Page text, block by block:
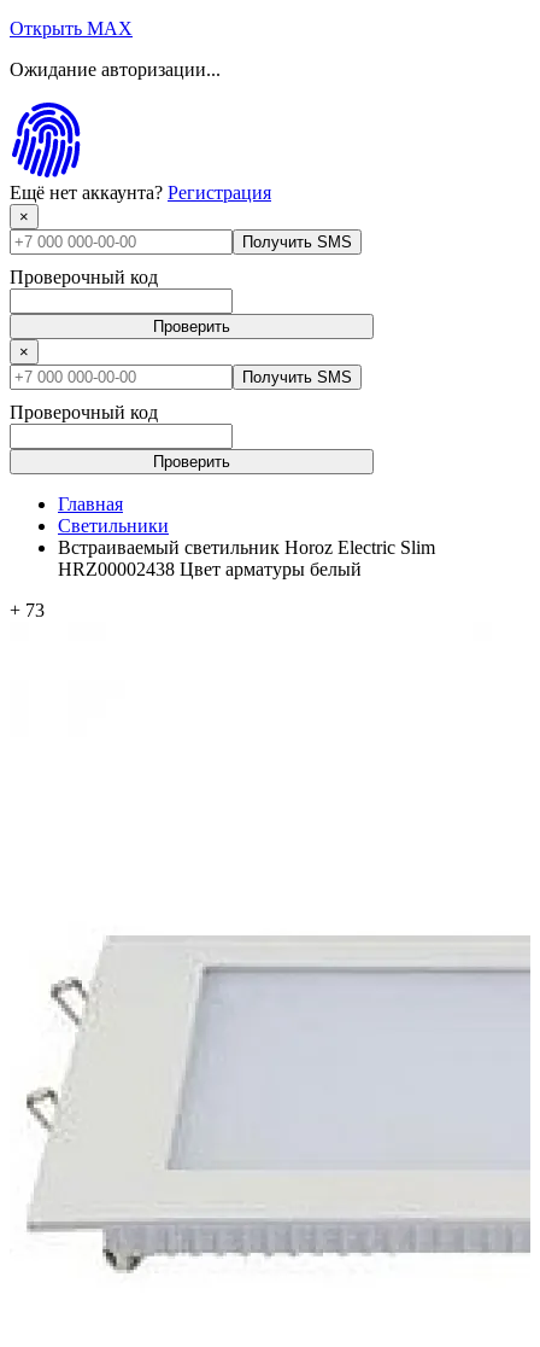
Открыть MAX
Ожидание авторизации...
Ещё нет аккаунта? Регистрация
×
Получить SMS
Проверочный код
Проверить
×
Получить SMS
Проверочный код
Проверить
Главная
Светильники
Встраиваемый светильник Horoz Electric Slim
HRZ00002438 Цвет арматуры белый
+ 73